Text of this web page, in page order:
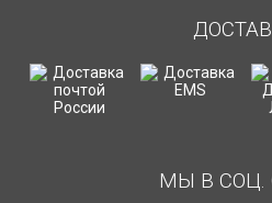
МЫ В СОЦ.